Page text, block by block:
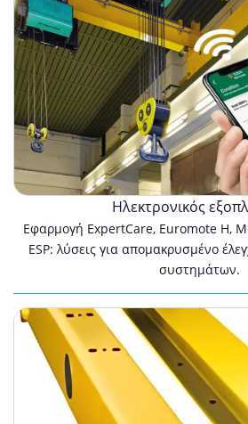
Ηλεκτρονικός
Εφαρμογή ExpertCare, Euromote H,
ESP: λύσεις για απομακρυσμένο
συστημάτων.
Εξαρτήματα